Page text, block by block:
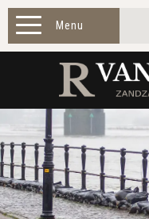
Menu
PRODUCTEN
ZAKELIJK
TOEPASSINGEN